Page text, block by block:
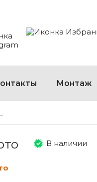
на Viberна Telegram
Монтаж
В наличии